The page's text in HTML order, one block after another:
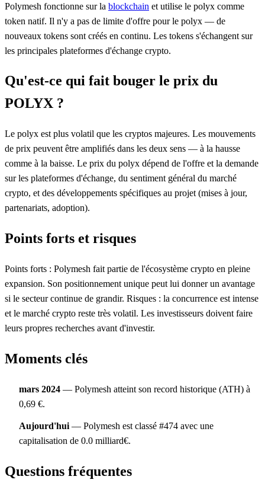
Polymesh fonctionne sur la blockchain et utilise le polyx comme
token natif. Il n'y a pas de limite d'offre pour le polyx — de
nouveaux tokens sont créés en continu. Les tokens s'échangent sur
les principales plateformes d'échange crypto.
Qu'est-ce qui fait bouger le prix du
POLYX ?
Le polyx est plus volatil que les cryptos majeures. Les mouvements
de prix peuvent être amplifiés dans les deux sens — à la hausse
comme à la baisse. Le prix du polyx dépend de l'offre et la demande
sur les plateformes d'échange, du sentiment général du marché
crypto, et des développements spécifiques au projet (mises à jour,
partenariats, adoption).
Points forts et risques
Points forts : Polymesh fait partie de l'écosystème crypto en pleine
expansion. Son positionnement unique peut lui donner un avantage
si le secteur continue de grandir. Risques : la concurrence est intense
et le marché crypto reste très volatil. Les investisseurs doivent faire
leurs propres recherches avant d'investir.
Moments clés
mars 2024 — Polymesh atteint son record historique (ATH) à
0,69 €.
Aujourd'hui — Polymesh est classé #474 avec une
capitalisation de 0.0 milliard€.
Questions fréquentes